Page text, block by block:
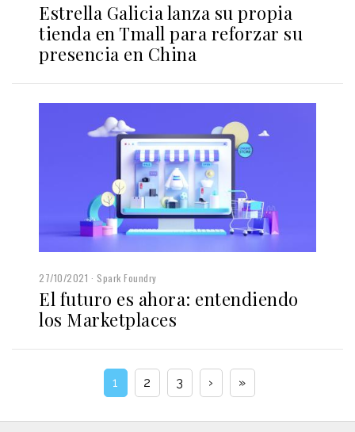
Estrella Galicia lanza su propia
tienda en Tmall para reforzar su
presencia en China
27/10/2021 Spark Foundry
El futuro es ahora: entendiendo
los Marketplaces
1 2 3 › »